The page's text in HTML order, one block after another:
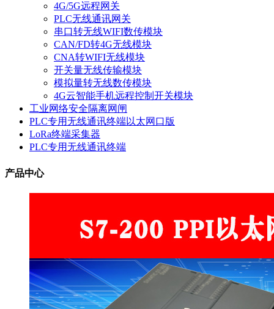
4G/5G远程网关
PLC无线通讯网关
串口转无线WIFI数传模块
CAN/FD转4G无线模块
CNA转WIFI无线模块
开关量无线传输模块
模拟量转无线数传模块
4G云智能手机远程控制开关模块
工业网络安全隔离网闸
PLC专用无线通讯终端以太网口版
LoRa终端采集器
PLC专用无线通讯终端
产品中心